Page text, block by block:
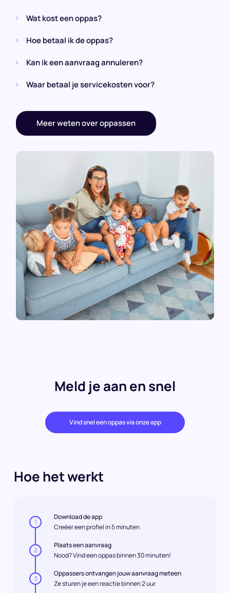
Wat kost een oppas?
Hoe betaal ik de oppas?
Kan ik een aanvraag annuleren?
Waar betaal je servicekosten voor?
Meer weten over oppassen
Meld je aan en snel
Vind snel een oppas via onze app
Hoe het werkt
1
Download de app
Creëer een profiel in 5 minuten
2
Plaats een aanvraag
Nood? Vind een oppas binnen 30 minuten!
3
Oppassers ontvangen jouw aanvraag meteen
Ze sturen je een reactie binnen 2 uur